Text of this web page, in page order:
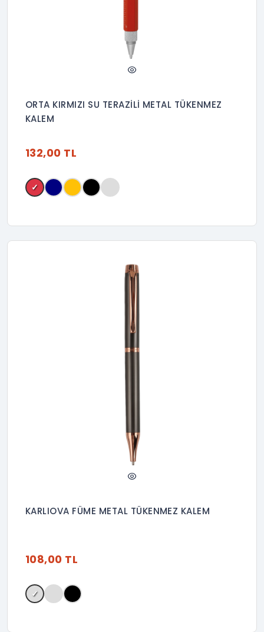
ORTA KIRMIZI SU TERAZİLİ METAL TÜKENMEZ
KALEM
132,00 TL
✓
KARLIOVA FÜME METAL TÜKENMEZ KALEM
108,00 TL
✓